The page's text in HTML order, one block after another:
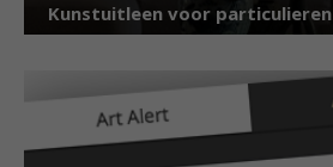
Kunstuitleen voor particulieren